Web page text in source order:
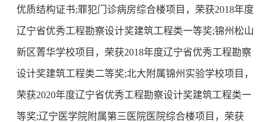
优质结构证书;罪犯门诊病房综合楼项目，荣获2018年度
辽宁省优秀工程勘察设计奖建筑工程类一等奖;锦州松山
新区菁华学校项目，荣获2018年度辽宁省优秀工程勘察
设计奖建筑工程类二等奖;北大附属锦州实验学校项目，
荣获2020年度辽宁省优秀工程勘察设计奖建筑工程类一
等奖;辽宁医学院附属第三医院医院综合楼项目，荣获